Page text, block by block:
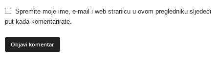
Spremite moje ime, e-mail i web stranicu u ovom pregledniku sljedeći
put kada komentarirate.